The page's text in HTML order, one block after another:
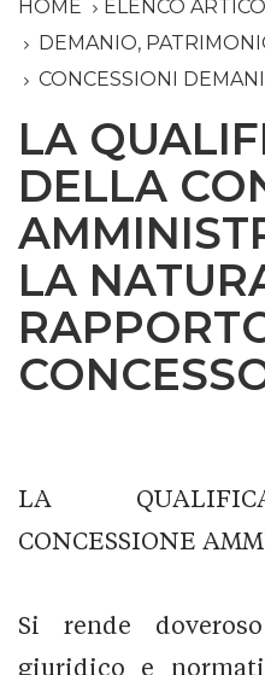
HOME
ELENCO
DEMANIO,
CONCESSIONI
LA
DELLA
LA
LA
CONCESSIONE
Si rende
giuridico e